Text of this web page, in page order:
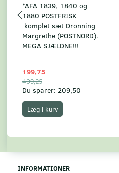
*AFA 1839, 1840 og
1880 POSTFRISK
komplet sæt Dronning
Margrethe (POSTNORD).
MEGA SJÆLDNE!!!
199,75
409,25
Du sparer: 209,50
Læg i kurv
INFORMATIONER